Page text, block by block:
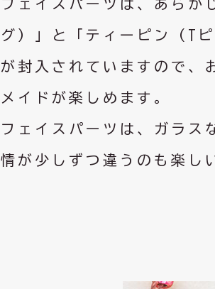
フェイスパーツは、あらか
グ）」と「ティーピン（T
が封入されていますので、
メイドが楽しめます。
フェイスパーツは、ガラス
情が少しずつ違うのも楽し